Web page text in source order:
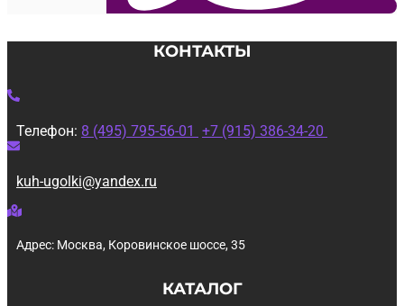
КОНТАКТЫ
Телефон: 8 (495) 795-56-01 +7 (915) 386-34-20
kuh-ugolki@yandex.ru
Адрес: Москва, Коровинское шоссе, 35
КАТАЛОГ